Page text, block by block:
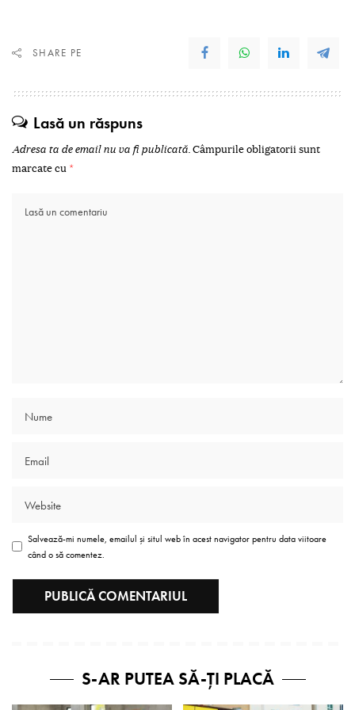
SHARE PE
Lasă un răspuns
Adresa ta de email nu va fi publicată.Câmpurile obligatorii sunt
marcate cu *
Salvează-mi numele, emailul și situl web în acest navigator pentru data viitoare
când o să comentez.
S-AR PUTEA SĂ-ȚI PLACĂ